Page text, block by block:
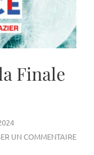
Finale
UN COMMENTAIRE